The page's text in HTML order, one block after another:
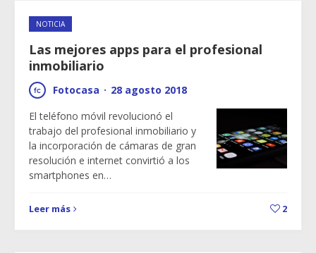
NOTICIA
Las mejores apps para el profesional
inmobiliario
Fotocasa · 28 agosto 2018
El teléfono móvil revolucionó el
trabajo del profesional inmobiliario y
la incorporación de cámaras de gran
resolución e internet convirtió a los
smartphones en…
Leer más 2